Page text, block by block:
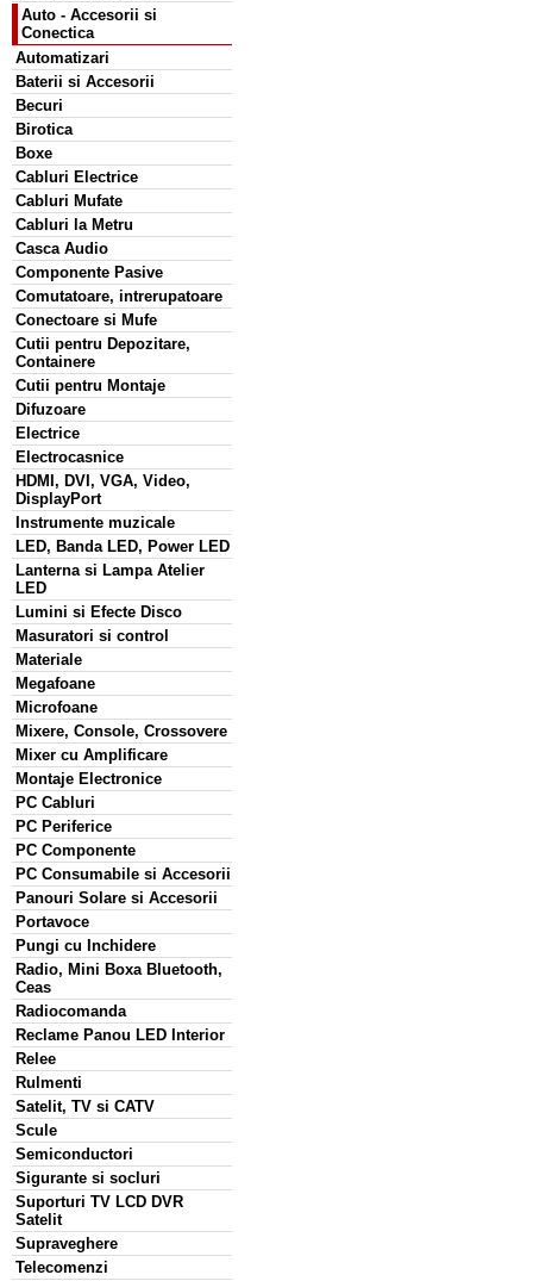
Auto - Accesorii si
Conectica
Automatizari
Baterii si Accesorii
Becuri
Birotica
Boxe
Cabluri Electrice
Cabluri Mufate
Cabluri la Metru
Casca Audio
Componente Pasive
Comutatoare, intrerupatoare
Conectoare si Mufe
Cutii pentru Depozitare,
Containere
Cutii pentru Montaje
Difuzoare
Electrice
Electrocasnice
HDMI, DVI, VGA, Video,
DisplayPort
Instrumente muzicale
LED, Banda LED, Power LED
Lanterna si Lampa Atelier
LED
Lumini si Efecte Disco
Masuratori si control
Materiale
Megafoane
Microfoane
Mixere, Console, Crossovere
Mixer cu Amplificare
Montaje Electronice
PC Cabluri
PC Periferice
PC Componente
PC Consumabile si Accesorii
Panouri Solare si Accesorii
Portavoce
Pungi cu Inchidere
Radio, Mini Boxa Bluetooth,
Ceas
Radiocomanda
Reclame Panou LED Interior
Relee
Rulmenti
Satelit, TV si CATV
Scule
Semiconductori
Sigurante si socluri
Suporturi TV LCD DVR
Satelit
Supraveghere
Telecomenzi